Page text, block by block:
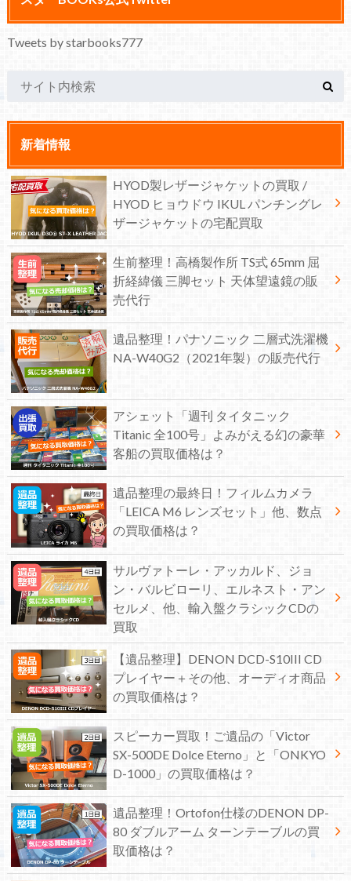
Tweets by starbooks777
新着情報
HYOD製レザージャケットの買取 /
HYOD ヒョウドウ IKUL パンチングレ
ザージャケットの宅配買取
生前整理！高橋製作所 TS式 65mm 屈
折経緯儀 三脚セット 天体望遠鏡の販
売代行
遺品整理！パナソニック 二層式洗濯機
NA-W40G2（2021年製）の販売代行
アシェット「週刊 タイタニック
Titanic 全100号」よみがえる幻の豪華
客船の買取価格は？
遺品整理の最終日！フィルムカメラ
「LEICA M6 レンズセット」他、数点
の買取価格は？
サルヴァトーレ・アッカルド、ジョ
ン・バルビローリ、エルネスト・アン
セルメ、他、輸入盤クラシックCDの
買取
【遺品整理】DENON DCD-S10III CD
プレイヤー＋その他、オーディオ商品
の買取価格は？
スピーカー買取！ご遺品の「Victor
SX-500DE Dolce Eterno」と「ONKYO
D-1000」の買取価格は？
遺品整理！Ortofon仕様のDENON DP-
80 ダブルアーム ターンテーブルの買
取価格は？